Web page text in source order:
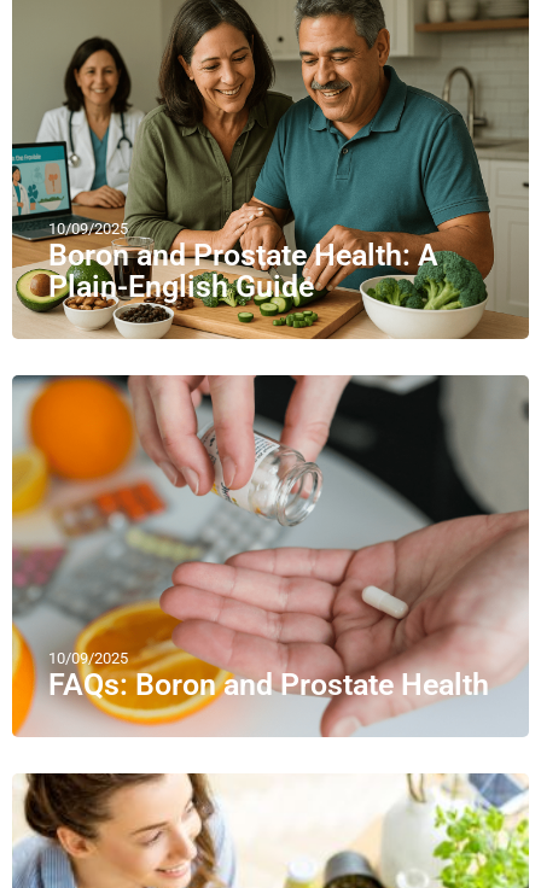
10/09/2025
Boron and Prostate Health: A
Plain-English Guide
10/09/2025
FAQs: Boron and Prostate Health